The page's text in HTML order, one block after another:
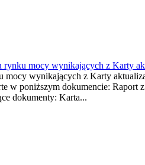
mocy wynikających z Karty
wynikających z Karty
w poniższym dokumencie:
dokumenty: Karta...